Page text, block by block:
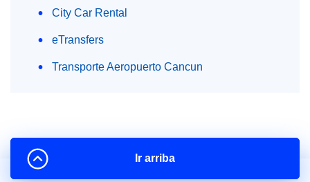
City Car Rental
eTransfers
Transporte Aeropuerto Cancun
Ir arriba